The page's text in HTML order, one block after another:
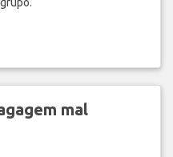
mal